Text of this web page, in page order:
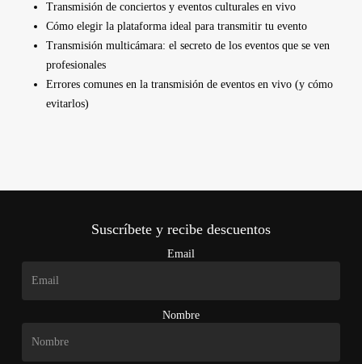
Transmisión de conciertos y eventos culturales en vivo
Cómo elegir la plataforma ideal para transmitir tu evento
Transmisión multicámara: el secreto de los eventos que se ven
profesionales
Errores comunes en la transmisión de eventos en vivo (y cómo
evitarlos)
Suscríbete y recibe descuentos
Email
Nombre